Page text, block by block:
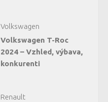
Volkswagen
Volkswagen T-Roc
2024 – Vzhled, výbava,
konkurenti
Renault